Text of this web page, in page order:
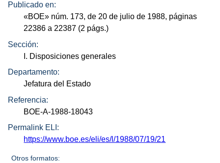
Publicado en:
«BOE» núm. 173, de 20 de julio de 1988, páginas
22386 a 22387 (2 págs.)
Sección:
I. Disposiciones generales
Departamento:
Jefatura del Estado
Referencia:
BOE-A-1988-18043
Permalink ELI:
https://www.boe.es/eli/es/l/1988/07/19/21
Otros formatos: